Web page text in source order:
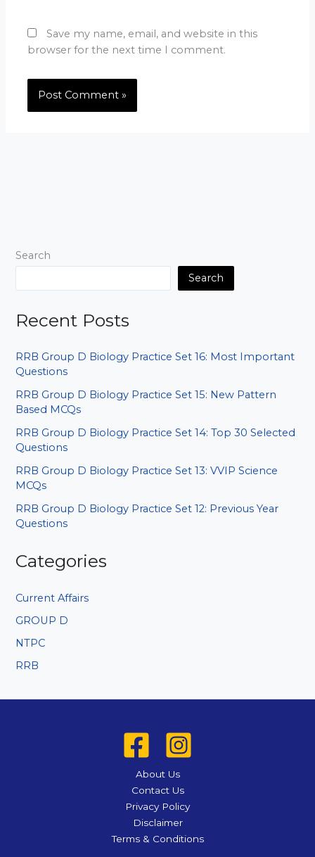
Save my name, email, and website in this
browser for the next time I comment.
Search
Search
Recent Posts
RRB Group D Biology Practice Set 16: Most Important
Questions
RRB Group D Biology Practice Set 15: New Pattern
Based MCQs
RRB Group D Biology Practice Set 14: Top 30 Selected
Questions
RRB Group D Biology Practice Set 13: VVIP Science
MCQs
RRB Group D Biology Practice Set 12: Previous Year
Questions
Categories
Current Affairs
GROUP D
NTPC
RRB
About Us
Contact Us
Privacy Policy
Disclaimer
Terms & Conditions